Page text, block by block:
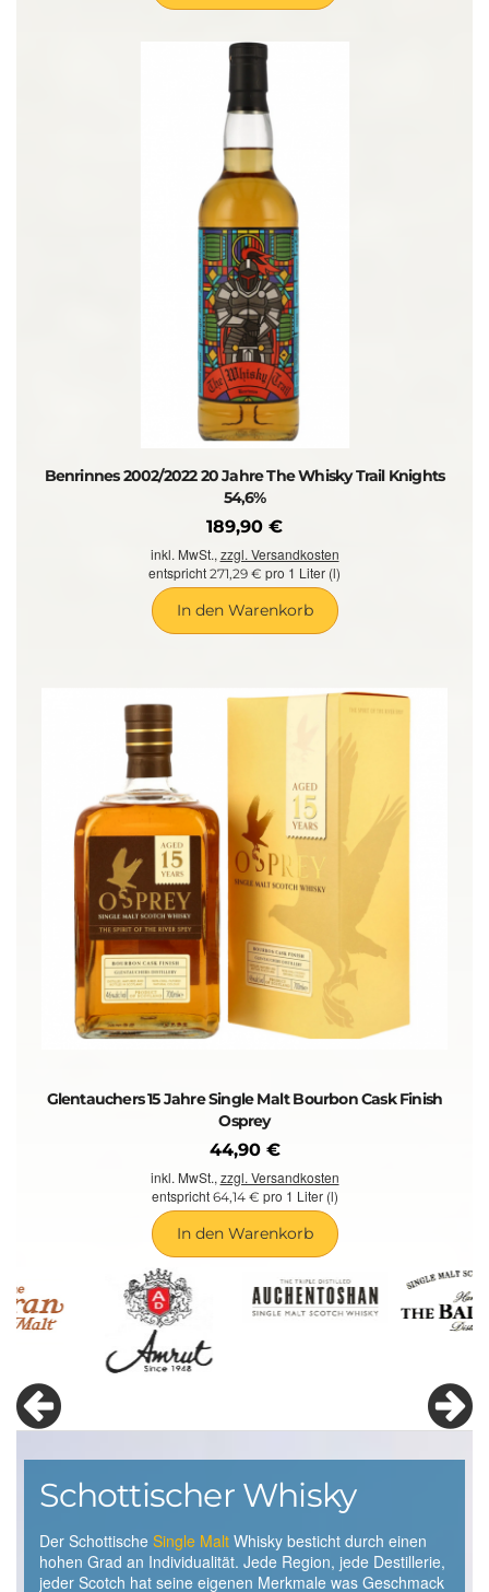
Benrinnes 2002/2022 20 Jahre The Whisky Trail Knights
54,6%
189,90 €
inkl. MwSt., zzgl. Versandkosten
entspricht 271,29 € pro 1 Liter (l)
In den Warenkorb
Glentauchers 15 Jahre Single Malt Bourbon Cask Finish
Osprey
44,90 €
inkl. MwSt., zzgl. Versandkosten
entspricht 64,14 € pro 1 Liter (l)
In den Warenkorb
Schottischer Whisky
Der SchottischeSingle Malt Whisky besticht durch einen
hohen Grad an Individualität. Jede Region, jede Destillerie,
jeder Scotch hat seine eigenen Merkmale was Geschmack